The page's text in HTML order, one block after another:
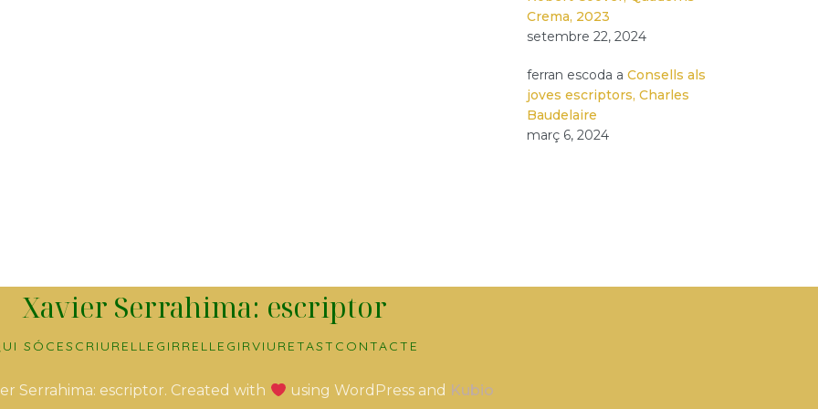
Crema, 2023
setembre 22, 2024
ferran escoda a Consells als
joves escriptors, Charles
Baudelaire
març 6, 2024
Xavier Serrahima: escriptor
SÓC ESCRIURE LLEGIRRELLEGIRVIURETAST CONTACTE
Serrahima: escriptor. Created with using WordPress and Kubio